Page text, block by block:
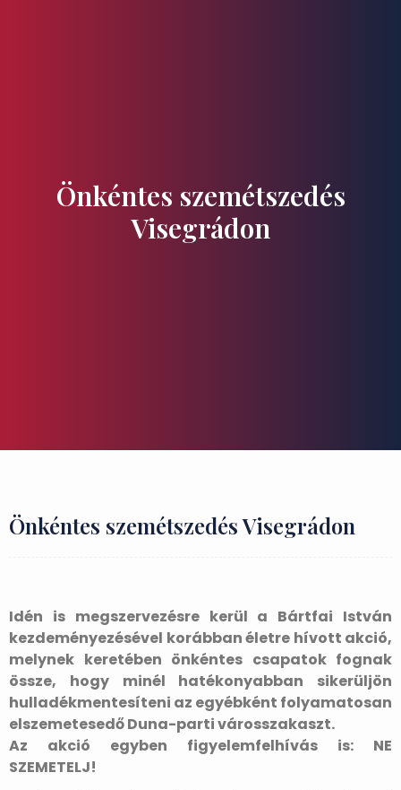
Önkéntes szemétszedés
Visegrádon
Önkéntes szemétszedés Visegrádon
Idén is megszervezésre kerül a Bártfai István
kezdeményezésével korábban életre hívott akció,
melynek keretében önkéntes csapatok fognak
össze, hogy minél hatékonyabban sikerüljön
hulladékmentesíteni az egyébként folyamatosan
elszemetesedő Duna-parti városszakaszt.
Az akció egyben figyelemfelhívás is: NE
SZEMETELJ!